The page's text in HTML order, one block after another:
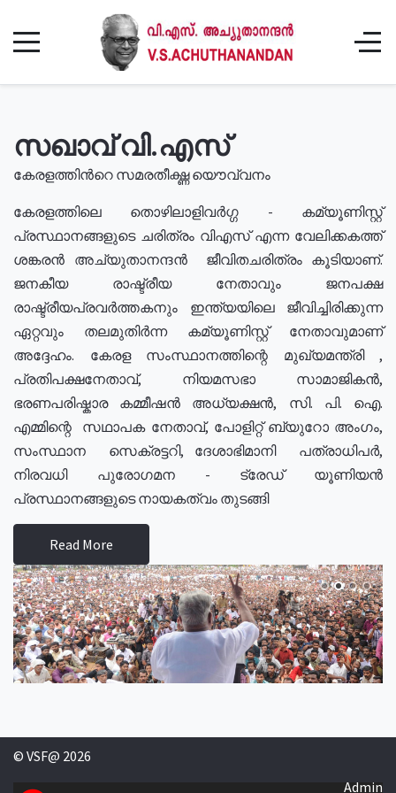
സഖാവ് വി.എസ്
കേരളത്തിൻറെ സമരതീക്ഷ്ണ യൌവ്വനം
കേരളത്തിലെ തൊഴിലാളിവർഗ്ഗ - കമ്യൂണിസ്റ്റ്
പ്രസ്ഥാനങ്ങളുടെ ചരിത്രം വിഎസ് എന്ന വേലിക്കകത്ത്
ശങ്കരൻ അച്യുതാനന്ദൻ ജീവിതചരിത്രം കൂടിയാണ്.
ജനകീയ രാഷ്ട്രീയ നേതാവും ജനപക്ഷ
രാഷ്ട്രീയപ്രവർത്തകനും ഇന്ത്യയിലെ ജീവിച്ചിരിക്കുന്ന
ഏറ്റവും തലമുതിർന്ന കമ്യൂണിസ്റ്റ് നേതാവുമാണ്
അദ്ദേഹം. കേരള സംസ്ഥാനത്തിന്റെ മുഖ്യമന്ത്രി ,
പ്രതിപക്ഷനേതാവ്, നിയമസഭാ സാമാജികൻ,
ഭരണപരിഷ്കാര കമ്മീഷൻ അധ്യക്ഷൻ, സി. പി. ഐ.
എമ്മിന്റെ സഥാപക നേതാവ്, പോളിറ്റ് ബ്യുറോ അംഗം,
സംസ്ഥാന സെക്രട്ടറി, ദേശാഭിമാനി പത്രാധിപർ,
നിരവധി പുരോഗമന - ട്രേഡ് യൂണിയൻ
പ്രസ്ഥാനങ്ങളുടെ നായകത്വം തുടങ്ങി
Read More
© VSF@ 2026
Admin